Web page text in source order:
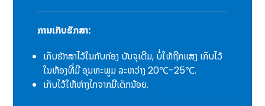
ການເກັບຮັກສາ:
ເກັບຮັກສາໄວ້ໃນກັບກ່ອງ ບັນຈຸເດີມ, ບໍ່ໃຫ້ຖືກແສງ ເກັບໄວ້
ໃນຫ້ອງທີ່ມີ ອຸນຫະພູມ ລະຫວ່າງ 20℃-25℃.
ເກັບໄວ້ໃຫ້ຫ່າງໄກຈາກມືເດັກນ້ອຍ.